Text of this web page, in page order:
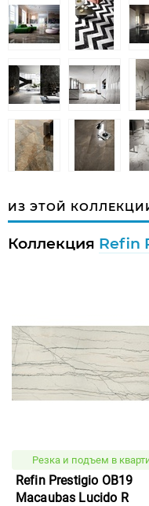
ИЗ ЭТОЙ
Коллекция Refin
Резка и подъем в
Refin Prestigio OB19
Macaubas Lucido R